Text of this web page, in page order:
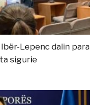
Lepenc dalin para
sigurie